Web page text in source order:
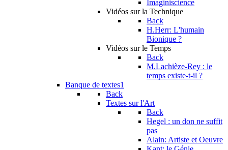
Imaginiscience
Vidéos sur la Technique
Back
H.Herr: L'humain
Bionique ?
Vidéos sur le Temps
Back
M.Lachièze-Rey : le
temps existe-t-il ?
Banque de textes1
Back
Textes sur l'Art
Back
Hegel : un don ne suffit
pas
Alain: Artiste et Oeuvre